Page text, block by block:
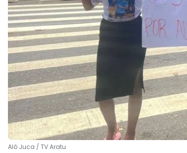
Alô Juca / TV Aratu